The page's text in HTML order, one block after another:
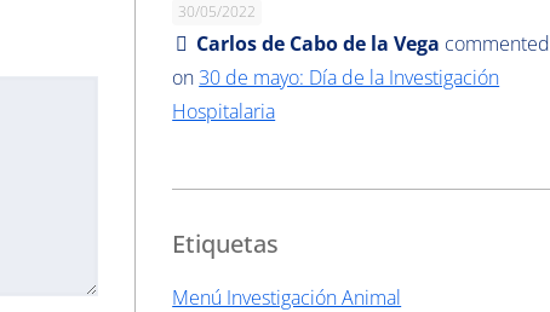
30/05/2022
Carlos de Cabo de la Vega commented
on30 de mayo: Día de la Investigación
Hospitalaria
Etiquetas
Menú Investigación Animal